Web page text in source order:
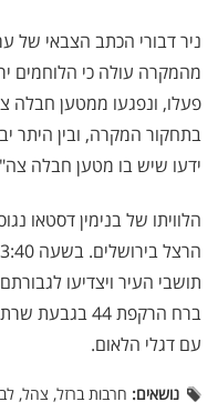
מהמקרה עולה כי הלוחמים
פעלו, ונפגעו ממטען חבלה
בתחקור המקרה, ובין היתר
ידעו שיש בו מטען חבלה
תושבי העיר ויצדיעו
ברח הרקפת 44
עם דגלי הלאום.
נושאים: חרבות ברזל, צהל,